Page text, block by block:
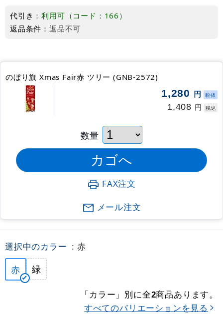
代引き：利用可（コード：166）
返品条件： 返品不可
のぼり旗 Xmas Fair赤 ツリー (GNB-2572)
1,280 円 税抜
1,408 円 税込
数量
FAX注文
メール注文
選択中のカラー : 赤
赤 緑
「カラー」別に全2商品あります。
すべてのバリエーションを見る